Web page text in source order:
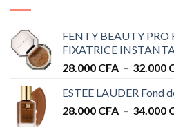
FENTY BEAUTY PRO
FIXATRICE
28.000 CFA – 32.000
ESTEE LAUDER Fond
28.000 CFA – 34.000